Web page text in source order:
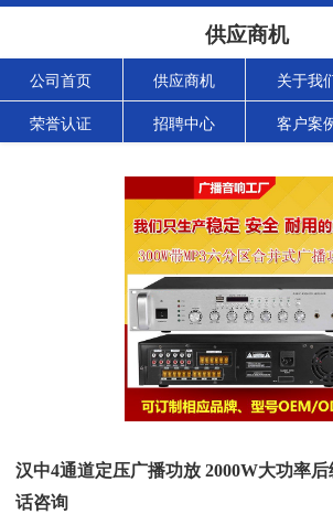
供应商机
公司首页 供应商机 关于我
荣誉认证 招聘中心 客户案
汉中4通道定压广播功放 2000W大功率
话咨询